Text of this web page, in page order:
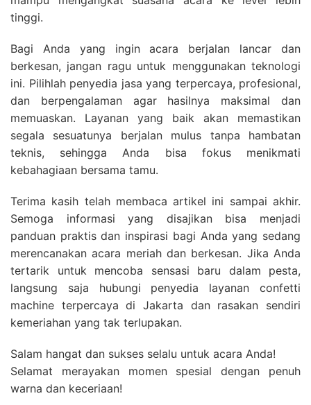
tinggi.
Bagi Anda yang ingin acara berjalan lancar dan
berkesan, jangan ragu untuk menggunakan teknologi
ini. Pilihlah penyedia jasa yang terpercaya, profesional,
dan berpengalaman agar hasilnya maksimal dan
memuaskan. Layanan yang baik akan memastikan
segala sesuatunya berjalan mulus tanpa hambatan
teknis, sehingga Anda bisa fokus menikmati
kebahagiaan bersama tamu.
Terima kasih telah membaca artikel ini sampai akhir.
Semoga informasi yang disajikan bisa menjadi
panduan praktis dan inspirasi bagi Anda yang sedang
merencanakan acara meriah dan berkesan. Jika Anda
tertarik untuk mencoba sensasi baru dalam pesta,
langsung saja hubungi penyedia layanan confetti
machine terpercaya di Jakarta dan rasakan sendiri
kemeriahan yang tak terlupakan.
Salam hangat dan sukses selalu untuk acara Anda!
Selamat merayakan momen spesial dengan penuh
warna dan keceriaan!